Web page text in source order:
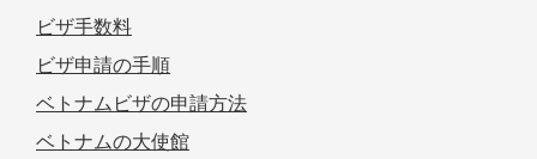
ビザ手数料
ビザ申請の手順
ベトナムビザの申請方法
ベトナムの大使館